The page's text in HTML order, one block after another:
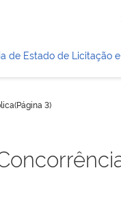
de Estado de Licitação
(Página 3)